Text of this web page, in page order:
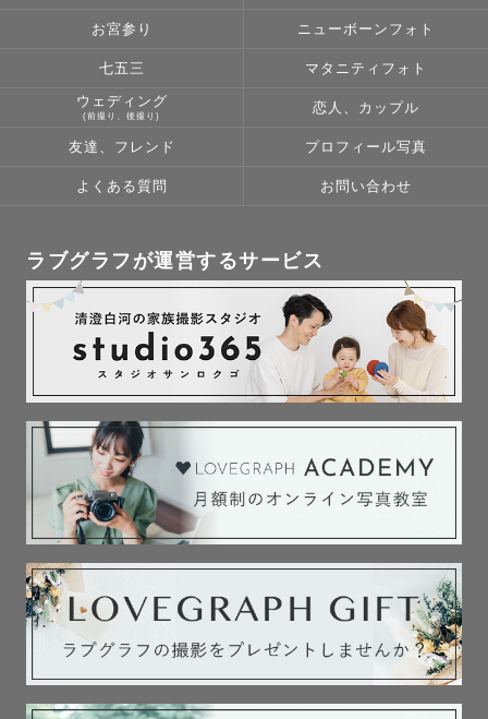
お宮参り ニューボーンフォト
七五三 マタニティフォト
ウェディング
(前撮り、後撮り)
恋人、カップル
友達、フレンド プロフィール写真
よくある質問 お問い合わせ
ラブグラフが運営するサービス